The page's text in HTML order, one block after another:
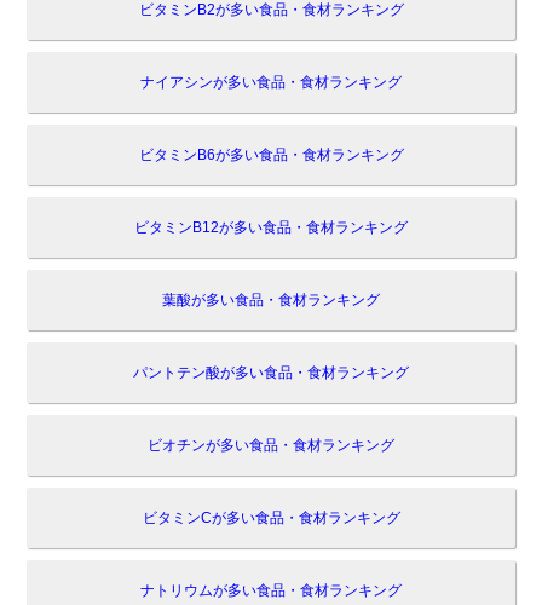
ビタミンB2が多い食品・食材ランキング
ナイアシンが多い食品・食材ランキング
ビタミンB6が多い食品・食材ランキング
ビタミンB12が多い食品・食材ランキング
葉酸が多い食品・食材ランキング
パントテン酸が多い食品・食材ランキング
ビオチンが多い食品・食材ランキング
ビタミンCが多い食品・食材ランキング
ナトリウムが多い食品・食材ランキング